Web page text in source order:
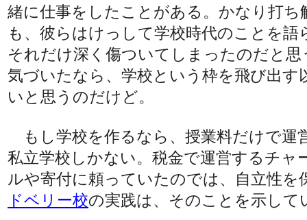
緒に仕事をしたことがある。かなり打ち
も、彼らはけっして学校時代のことを語
それだけ深く傷ついてしまったのだと思
気づいたなら、学校という枠を飛び出す
いと思うのだけど。
もし学校を作るなら、授業料だけで運
私立学校しかない。税金で運営するチャ
ルや寄付に頼っていたのでは、自立性を
ドベリー校の実践は、そのことを示して